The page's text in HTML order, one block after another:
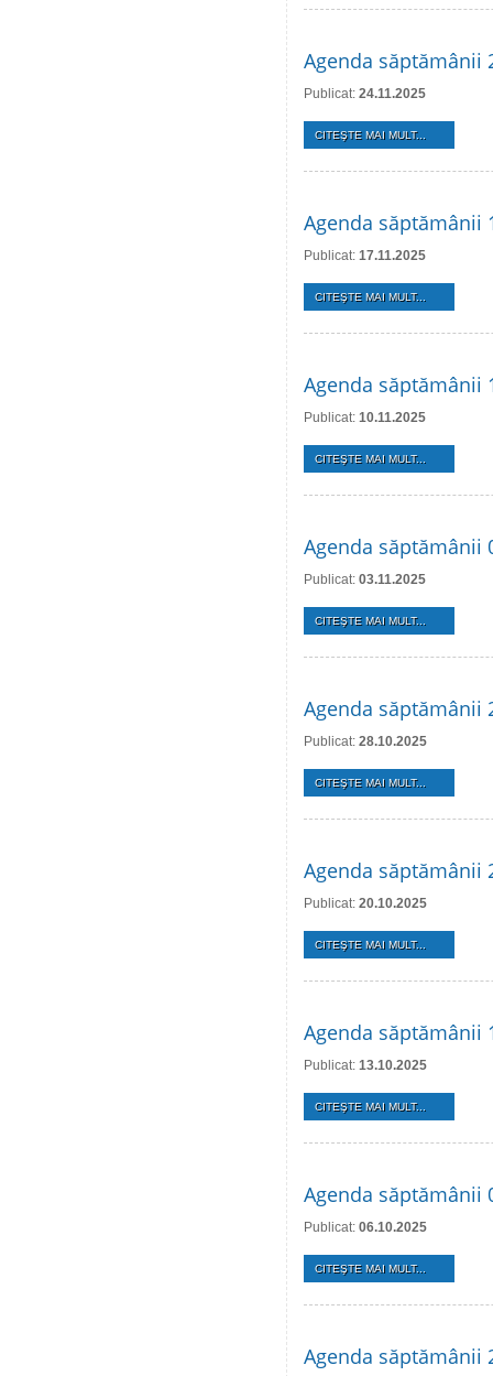
Agenda săptămânii
Publicat: 24.11.2025
CITEŞTE MAI MULT...
Agenda săptămânii
Publicat: 17.11.2025
CITEŞTE MAI MULT...
Agenda săptămânii
Publicat: 10.11.2025
CITEŞTE MAI MULT...
Agenda săptămânii
Publicat: 03.11.2025
CITEŞTE MAI MULT...
Agenda săptămânii
Publicat: 28.10.2025
CITEŞTE MAI MULT...
Agenda săptămânii
Publicat: 20.10.2025
CITEŞTE MAI MULT...
Agenda săptămânii
Publicat: 13.10.2025
CITEŞTE MAI MULT...
Agenda săptămânii
Publicat: 06.10.2025
CITEŞTE MAI MULT...
Agenda săptămânii